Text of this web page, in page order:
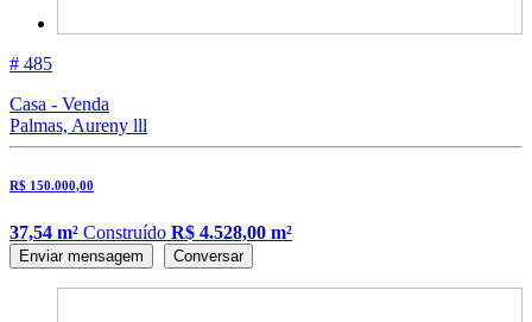
# 485
Casa - Venda
Palmas, Aureny lll
R$ 150.000,00
37,54 m² Construído R$ 4.528,00 m²
Enviar mensagem Conversar